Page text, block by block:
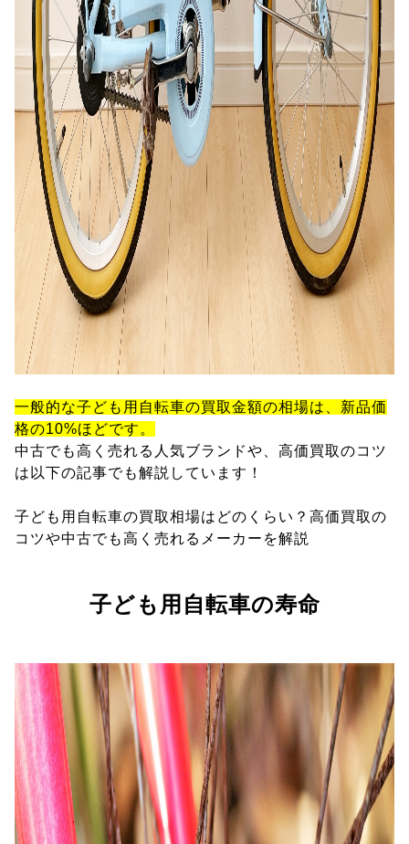
一般的な子ども用自転車の買取金額の相場は、新品価
格の10%ほどです。
中古でも高く売れる人気ブランドや、高価買取のコツ
は以下の記事でも解説しています！
子ども用自転車の買取相場はどのくらい？高価買取の
コツや中古でも高く売れるメーカーを解説
子ども用自転車の寿命